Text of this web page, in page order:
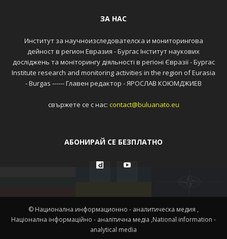
ЗА НАС
Институт за научноизследователска и мониторингова
дейност в регион Евразия - Бургас Інститут наукових
досліджень та моніторингу діяльності в регіоні Євразії - Бургас
Institute research and monitoring activities in the region of Eurasia
- Burgas ------ Главен редактор - ЯРОСЛАВ КОЮМДЖИЕВ
свържете се с нас: contact@buluanato.eu
АБОНИРАЙ СЕ БЕЗПЛАТНО
© Национална информационно - аналитическа медия ,
Націонална інформаційно - аналітична медіа ,National information -
analytical media